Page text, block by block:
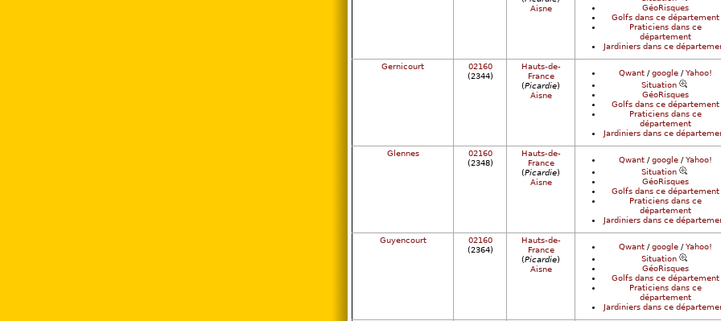
Aisne
GéoRisques
Golfs dans ce département
Praticiens dans ce
département
Jardiniers dans ce
Gernicourt
02160
(2344)
Hauts-de-
France
(Picardie)
Aisne
Qwant/google/Yahoo!
Situation
GéoRisques
Golfs dans ce département
Praticiens dans ce
département
Jardiniers dans ce
Glennes
02160
(2348)
Hauts-de-
France
(Picardie)
Aisne
Qwant/google/Yahoo!
Situation
GéoRisques
Golfs dans ce département
Praticiens dans ce
département
Jardiniers dans ce
Guyencourt
02160
(2364)
Hauts-de-
France
(Picardie)
Aisne
Qwant/google/Yahoo!
Situation
GéoRisques
Golfs dans ce département
Praticiens dans ce
département
Jardiniers dans ce